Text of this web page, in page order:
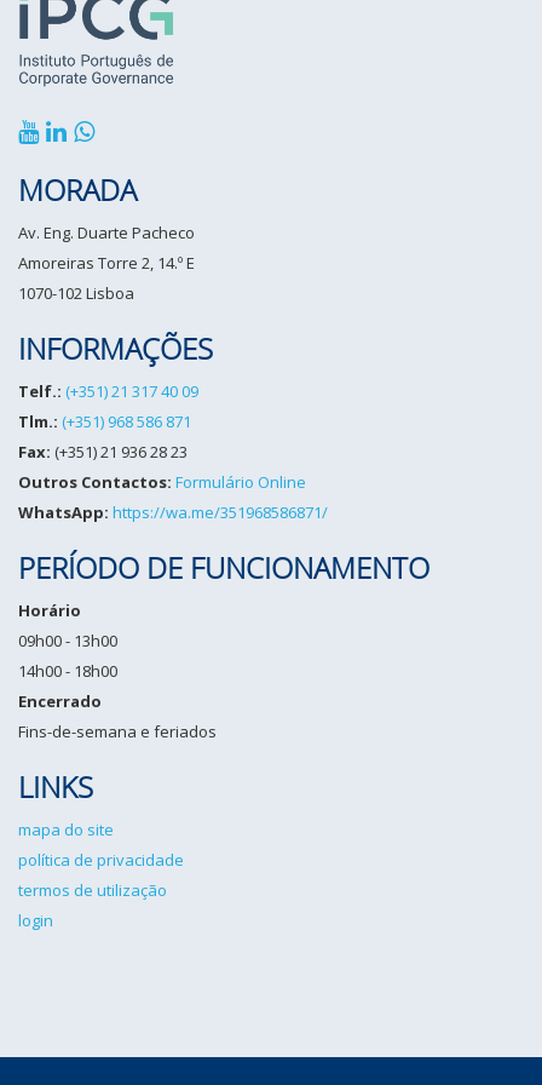
MORADA
Av. Eng. Duarte Pacheco
Amoreiras Torre 2, 14.º E
1070-102 Lisboa
INFORMAÇÕES
Telf.: (+351) 21 317 40 09
Tlm.: (+351) 968 586 871
Fax: (+351) 21 936 28 23
Outros Contactos: Formulário Online
WhatsApp: https://wa.me/351968586871/
PERÍODO DE FUNCIONAMENTO
Horário
09h00 - 13h00
14h00 - 18h00
Encerrado
Fins-de-semana e feriados
LINKS
mapa do site
política de privacidade
termos de utilização
login